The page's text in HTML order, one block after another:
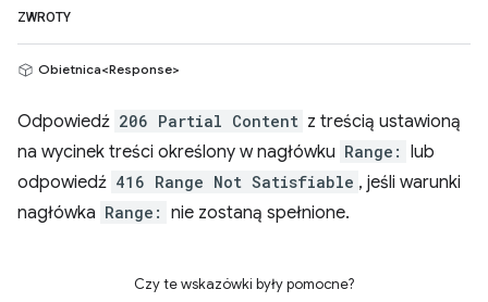
ZWROTY
Obietnica<Response>
Odpowiedź 206 Partial Content z treścią ustawioną
na wycinek treści określony w nagłówku Range: lub
odpowiedź 416 Range Not Satisfiable , jeśli warunki
nagłówka Range: nie zostaną spełnione.
Czy te wskazówki były pomocne?